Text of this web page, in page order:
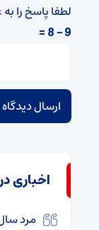
لطفا پاسخ را
9 − 8 =
اخباری
مرد